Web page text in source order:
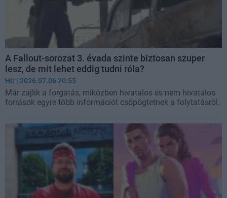
A Fallout-sorozat 3. évada szinte biztosan szuper
lesz, de mit lehet eddig tudni róla?
Hír | 2026.07.06 20:55
Már zajlik a forgatás, miközben hivatalos és nem hivatalos
források egyre több információt csöpögtetnek a folytatásról.